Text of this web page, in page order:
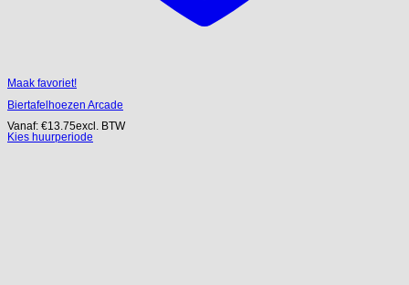
Maak favoriet!
Biertafelhoezen Arcade
Vanaf: €13.75excl. BTW
Kies huurperiode